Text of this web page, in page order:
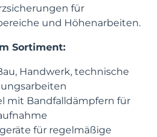
für
und Höhenarbeiten.
Sortiment:
Handwerk, technische
mit Bandfalldämpfern für
für regelmäßige